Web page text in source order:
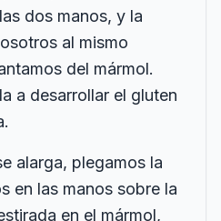
dos manos, y la
al mismo
del mármol.
a desarrollar el gluten
alarga, plegamos la
en las manos sobre la
en el mármol,